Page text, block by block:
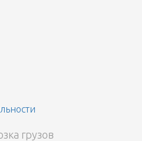
грузов